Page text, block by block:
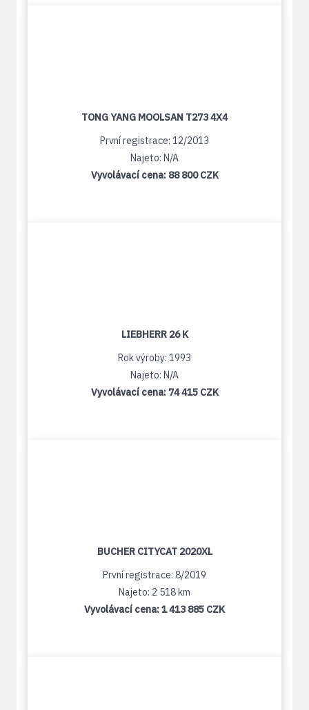
TONG YANG MOOLSAN T273 4X4
První registrace: 12/2013
Najeto: N/A
Vyvolávací cena: 88 800 CZK
LIEBHERR 26 K
Rok výroby: 1993
Najeto: N/A
Vyvolávací cena: 74 415 CZK
BUCHER CITYCAT 2020XL
První registrace: 8/2019
Najeto: 2 518 km
Vyvolávací cena:1 413 885 CZK